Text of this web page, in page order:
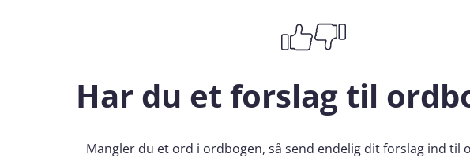
Har du et forslag til
Mangler du et ord i ordbogen, så send endelig dit forslag ind til